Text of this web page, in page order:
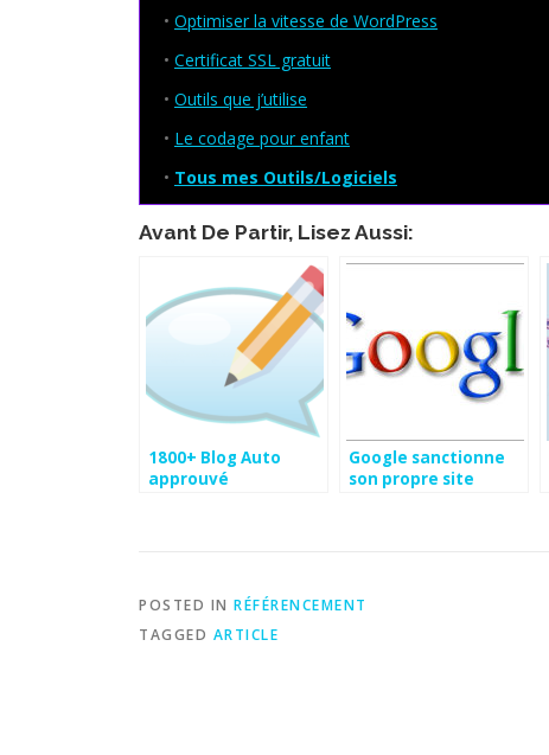
• Optimiser la vitesse de WordPress
• Certificat SSL gratuit
• Outils que j’utilise
• Le codage pour enfant
• Tous mes Outils/Logiciels
Avant De Partir, Lisez Aussi:
1800+ Blog Auto
approuvé
Google sanctionne
son propre site
POSTED IN RÉFÉRENCEMENT
TAGGED ARTICLE